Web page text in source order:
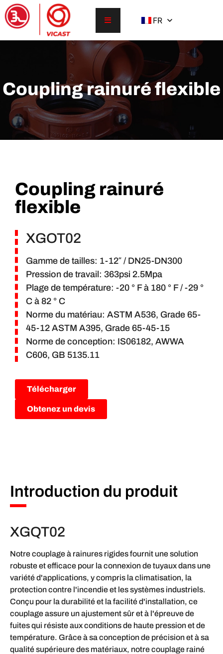
FR
Coupling rainuré flexible
Coupling rainuré
flexible
XGOT02
Gamme de tailles: 1-12″ / DN25-DN300
Pression de travail: 363psi 2.5Mpa
Plage de température: -20 ° F à 180 ° F / -29 °
C à 82 ° C
Norme du matériau: ASTM A536, Grade 65-
45-12 ASTM A395, Grade 65-45-15
Norme de conception: IS06182, AWWA
C606, GB 5135.11
Télécharger
Obtenez un devis
Introduction du produit
XGQT02
Notre couplage à rainures rigides fournit une solution
robuste et efficace pour la connexion de tuyaux dans une
variété d'applications, y compris la climatisation, la
protection contre l'incendie et les systèmes industriels.
Conçu pour la durabilité et la facilité d'installation, ce
couplage assure un ajustement sûr et à l'épreuve de
fuites qui résiste aux conditions de haute pression et de
température. Grâce à sa conception de précision et à sa
qualité supérieure des matériaux, notre couplage rainé